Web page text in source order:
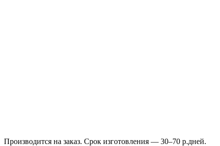
Производится на заказ. Срок изготовления — 30–70 р.дней.